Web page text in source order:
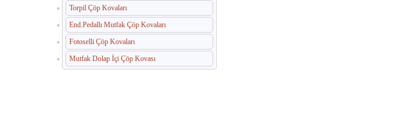
Torpil Çöp Kovaları
End.Pedallı Mutfak Çöp Kovaları
Fotoselli Çöp Kovaları
Mutfak Dolap İçi Çöp Kovası